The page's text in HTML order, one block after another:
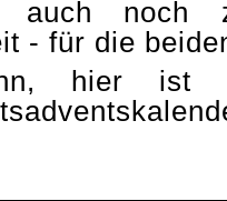
auch noch
- für die
hier ist